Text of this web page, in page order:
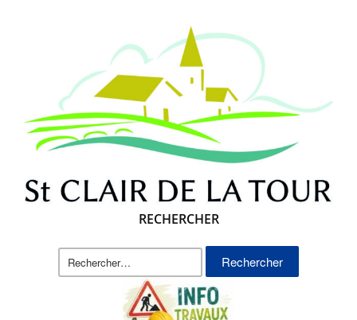
RECHERCHER
Rechercher :